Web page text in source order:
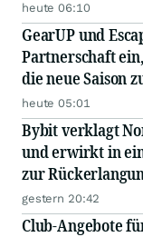
heute 06:10
GearUP und
Partnerschaft
die neue Saison
heute 05:01
Bybit verklagt
und erwirkt in
zur
eine einstweilige
gestohlener
gestern 20:42
Club-Angebote